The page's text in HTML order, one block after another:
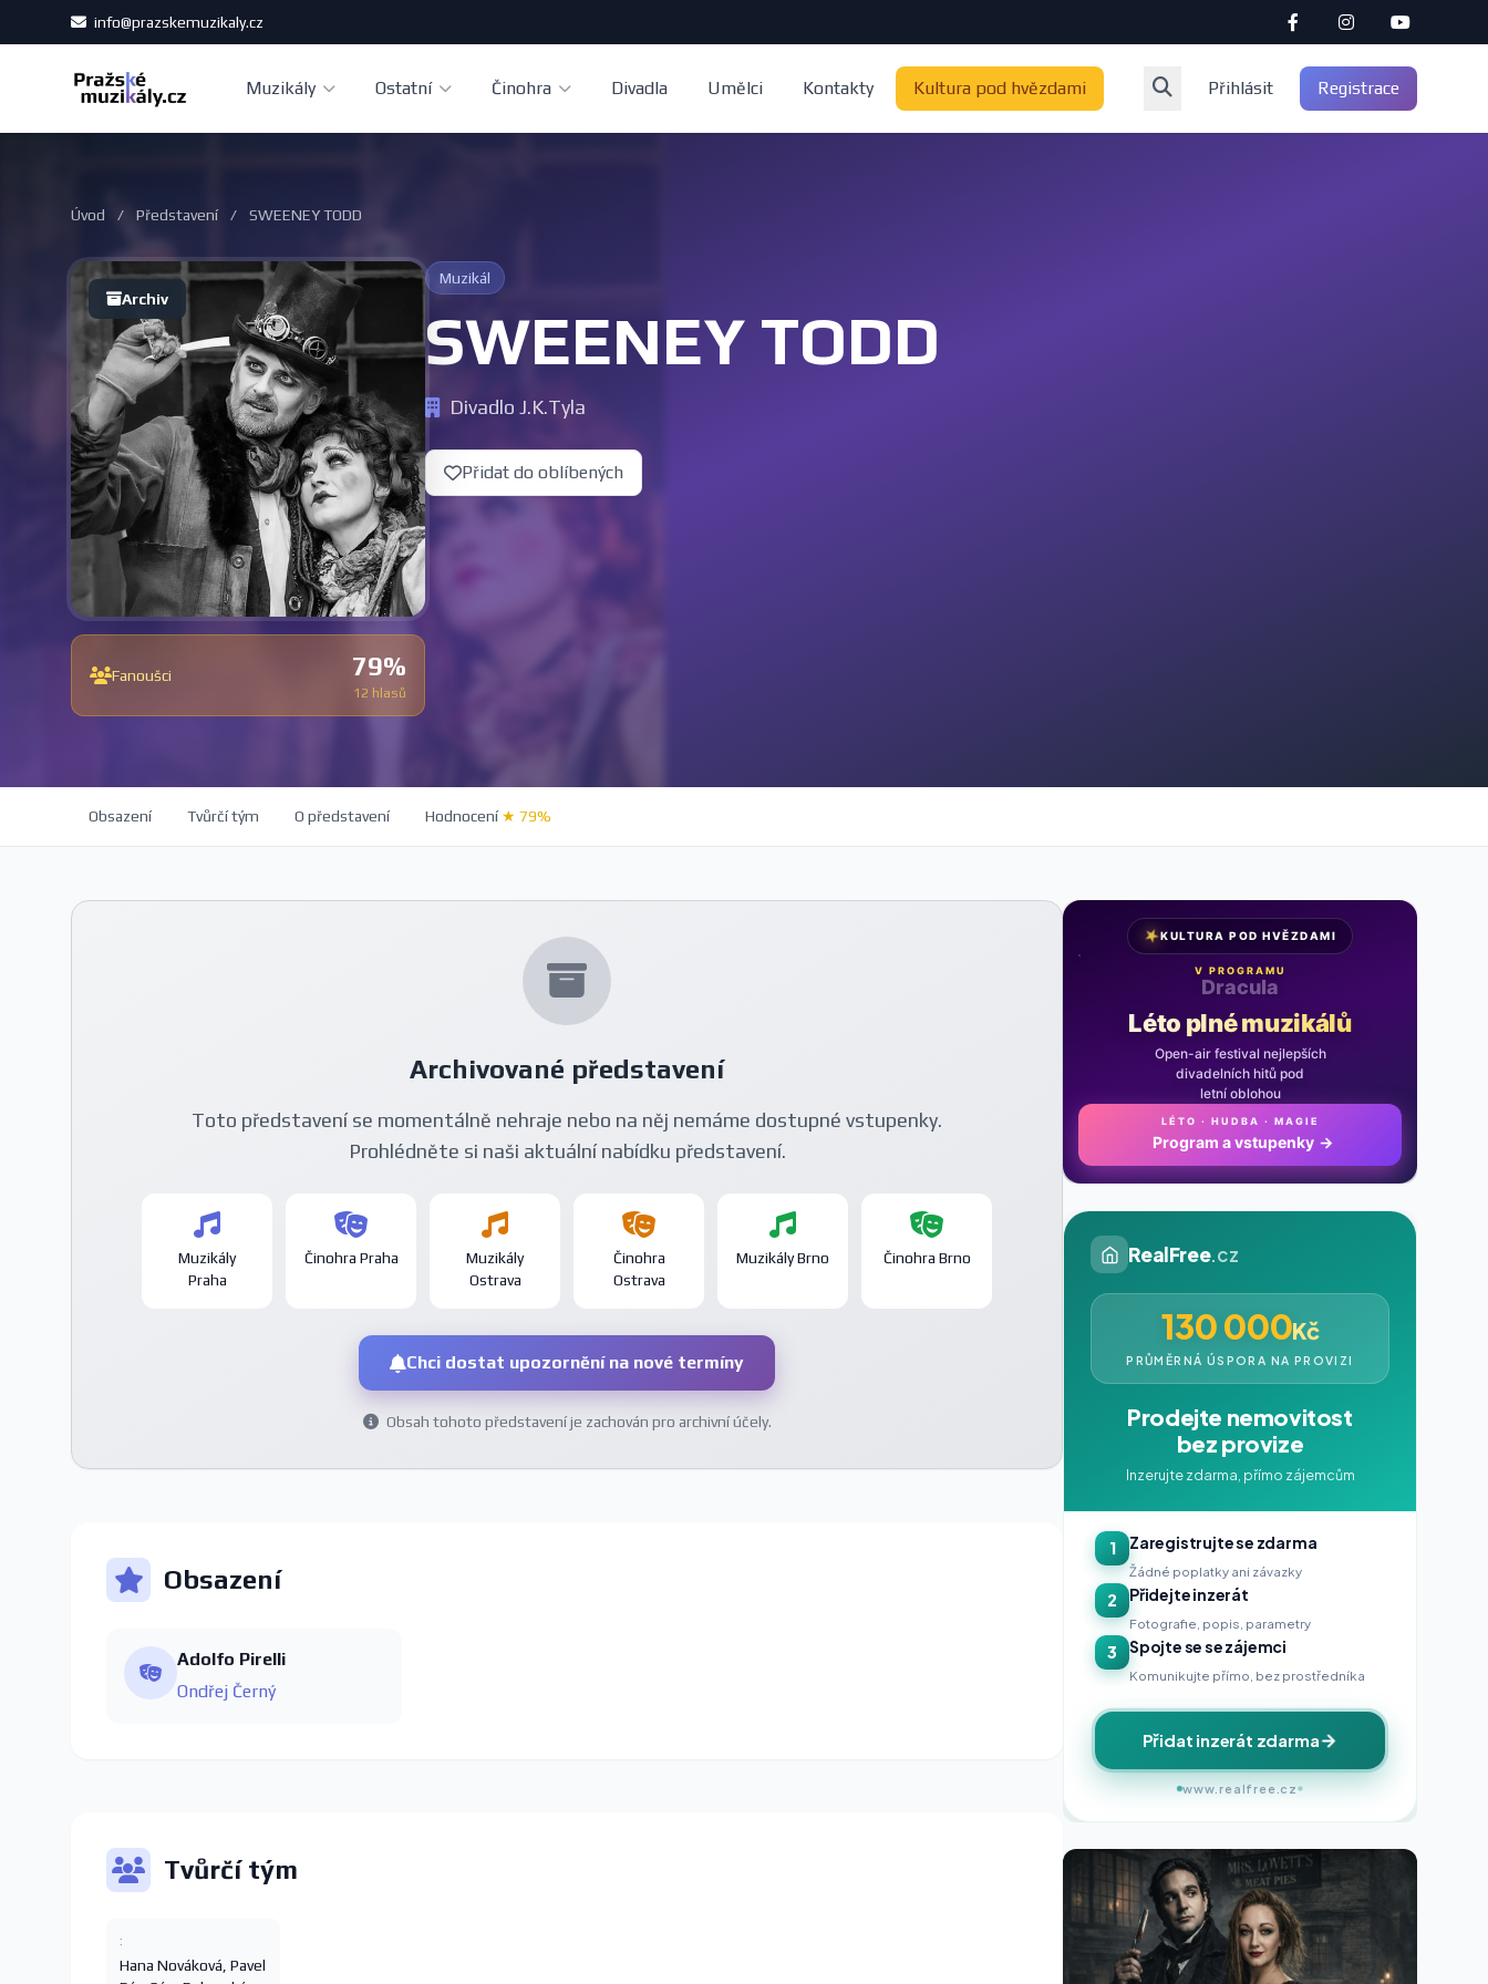
info@prazskemuzikaly.cz
Muzikály Ostatní Činohra Divadla Umělci Kontakty Kultura pod hvězdami Přihlásit Registrace
Úvod / Představení / SWEENEY TODD
Archiv
Fanoušci 79%
12 hlasů
Muzikál
SWEENEY TODD
Divadlo J.K.Tyla
Přidat do oblíbených
Obsazení Tvůrčí tým O představení Hodnocení★ 79%
Archivované představení
Toto představení se momentálně nehraje nebo na něj nemáme dostupné vstupenky.
Prohlédněte si naši aktuální nabídku představení.
Muzikály
Praha
Činohra Praha
Muzikály
Ostrava
Činohra
Ostrava
Muzikály Brno Činohra Brno
Chci dostat upozornění na nové termíny
Obsah tohoto představení je zachován pro archivní účely.
Obsazení
Adolfo Pirelli
Ondřej Černý
Tvůrčí tým
:
Hana Nováková Pavel
★KULTURA POD HVĚZDAMI
V PROGRAMU
Noc na Karlštejně
Léto plné muzikálů
Open-air festival nejlepších
divadelních hitů pod
letní oblohou
LÉTO · HUDBA · MAGIE
Program a vstupenky →
RealFree.cz
130 000Kč
PRŮMĚRNÁ ÚSPORA NA PROVIZI
Prodejte nemovitost
bez provize
Inzerujte zdarma, přímo zájemcům
1 Zaregistrujte se zdarma
Žádné poplatky ani závazky
2 Přidejte inzerát
Fotografie, popis, parametry
3 Spojte se se zájemci
Komunikujte přímo, bez prostředníka
Přidat inzerát zdarma
www.realfree.cz